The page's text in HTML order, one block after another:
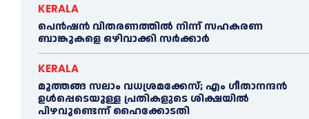
KERALA
പെൻഷൻ വിതരണത്തില്‍ നിന്ന് സഹകരണ
ബാങ്കുകളെ ഒഴിവാക്കി സര്‍ക്കാര്‍
KERALA
മുത്തങ്ങ സലാം വധശ്രമക്കേസ്; എം ഗീതാനന്ദൻ
ഉള്‍പ്പെടെയുള്ള പ്രതികളുടെ ശിക്ഷയില്‍
പിഴവുണ്ടെന്ന് ഹൈക്കോടതി